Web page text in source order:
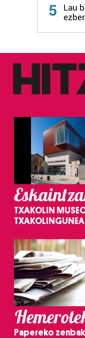
fitxategiak
zerbitzuak
baliatzen gara.
5
Lau
TXAKOLIN
TXAKOLINGUNEA
Papereko